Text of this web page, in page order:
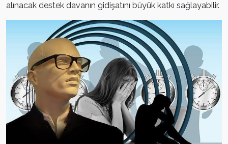
alınacak destek davanın gidişatını büyük katkı sağlayabilir.